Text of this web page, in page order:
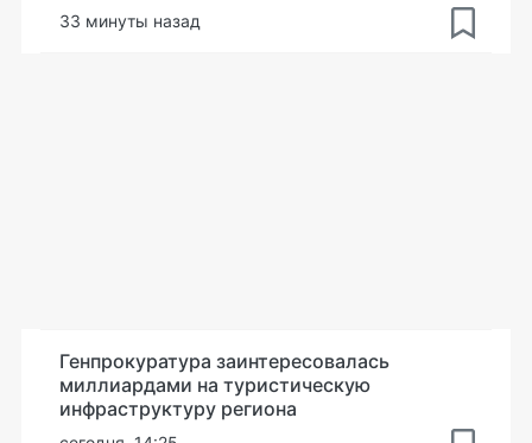
33 минуты назад
Генпрокуратура заинтересовалась
миллиардами на туристическую
инфраструктуру региона